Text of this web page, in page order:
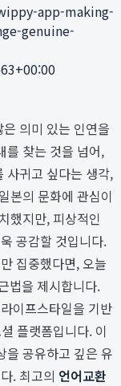
app-making-
genuine-
의미 있는 인연을
를 찾는 것을 넘어,
사귀고 싶다는 생각,
본의 문화에 관심이
했지만, 피상적인
공감할 것입니다.
집중했다면, 오늘
법을 제시합니다.
이프스타일을 기반
플랫폼입니다. 이
을 공유하고 깊은 유
. 최고의 언어교환